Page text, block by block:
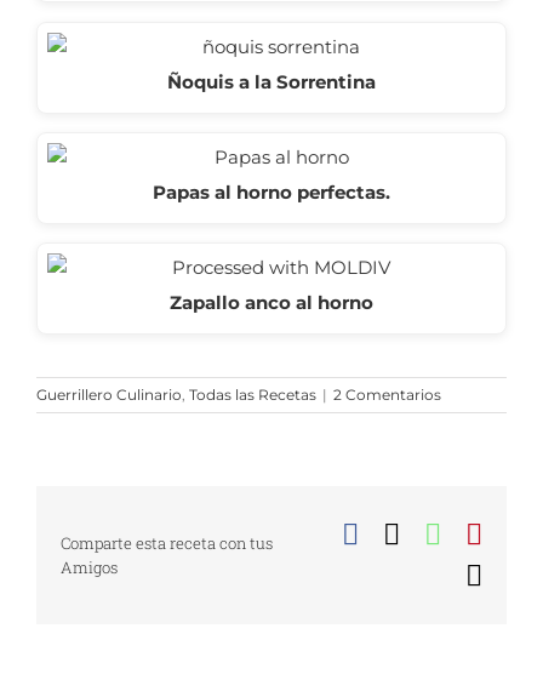
Ñoquis a la Sorrentina
Papas al horno perfectas.
Zapallo anco al horno
Guerrillero Culinario, Todas las Recetas | 2 Comentarios
Comparte esta receta con tus
Amigos
Facebook